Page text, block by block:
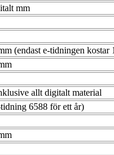
mm
(endast e-tidningen kostar
allt digitalt material
6588 för ett år)